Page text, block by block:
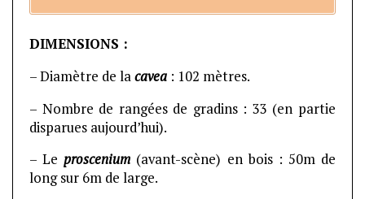
DIMENSIONS :
– Diamètre de lacavea : 102 mètres.
– Nombre de rangées de gradins : 33 (en partie
disparues aujourd’hui).
– Leproscenium (avant-scène) en bois : 50m de
long sur 6m de large.